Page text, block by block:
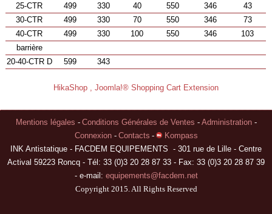
25-CTR
499 330 40 550 346
43
30-CTR
499 330 70 550 346
73
40-CTR
499 330 100 550 346
103
barrière
20-40-CTR D
599 343
HikaShop , Joomla!® Shopping Cart Extension
Mentions légales - Conditions Générales de Ventes - Administration -
Connexion - Contacts -
Kompass
INK Antistatique - FACDEM EQUIPEMENTS - 301 rue de Lille - Centre
Actival 59223 Roncq - Tél: 33 (0)3 20 28 87 33 - Fax: 33 (0)3 20 28 87 39
- e-mail: equipements@facdem.net
Copyright 2015. All Rights Reserved